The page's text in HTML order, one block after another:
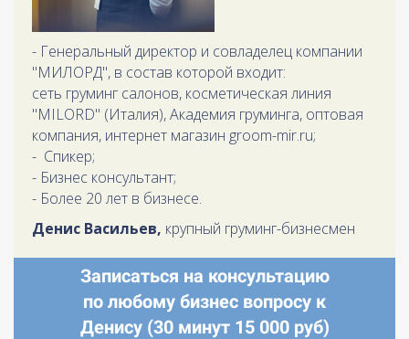
- Генеральный директор и совладелец компании
"МИЛОРД", в состав которой входит:
сеть груминг салонов, косметическая линия
"MILORD" (Италия), Академия груминга, оптовая
компания, интернет магазин groom-mir.ru;
- Спикер;
- Бизнес консультант;
- Более 20 лет в бизнесе.
Денис Васильев, крупный груминг-бизнесмен
Записаться на консультацию
по любому бизнес вопросу к
Денису (30 минут 15 000 руб)